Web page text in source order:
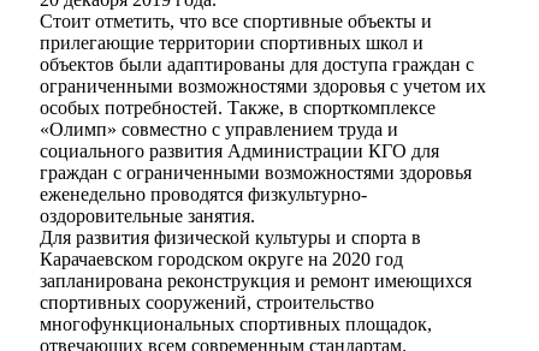
Стоит отметить, что все спортивные объекты и
прилегающие территории спортивных школ и
объектов были адаптированы для доступа граждан с
ограниченными возможностями здоровья с учетом их
особых потребностей. Также, в спорткомплексе
«Олимп» совместно с управлением труда и
социального развития Администрации КГО для
граждан с ограниченными возможностями здоровья
еженедельно проводятся физкультурно-
оздоровительные занятия.
Для развития физической культуры и спорта в
Карачаевском городском округе на 2020 год
запланирована реконструкция и ремонт имеющихся
спортивных сооружений, строительство
многофункциональных спортивных площадок,
отвечающих всем современным стандартам.